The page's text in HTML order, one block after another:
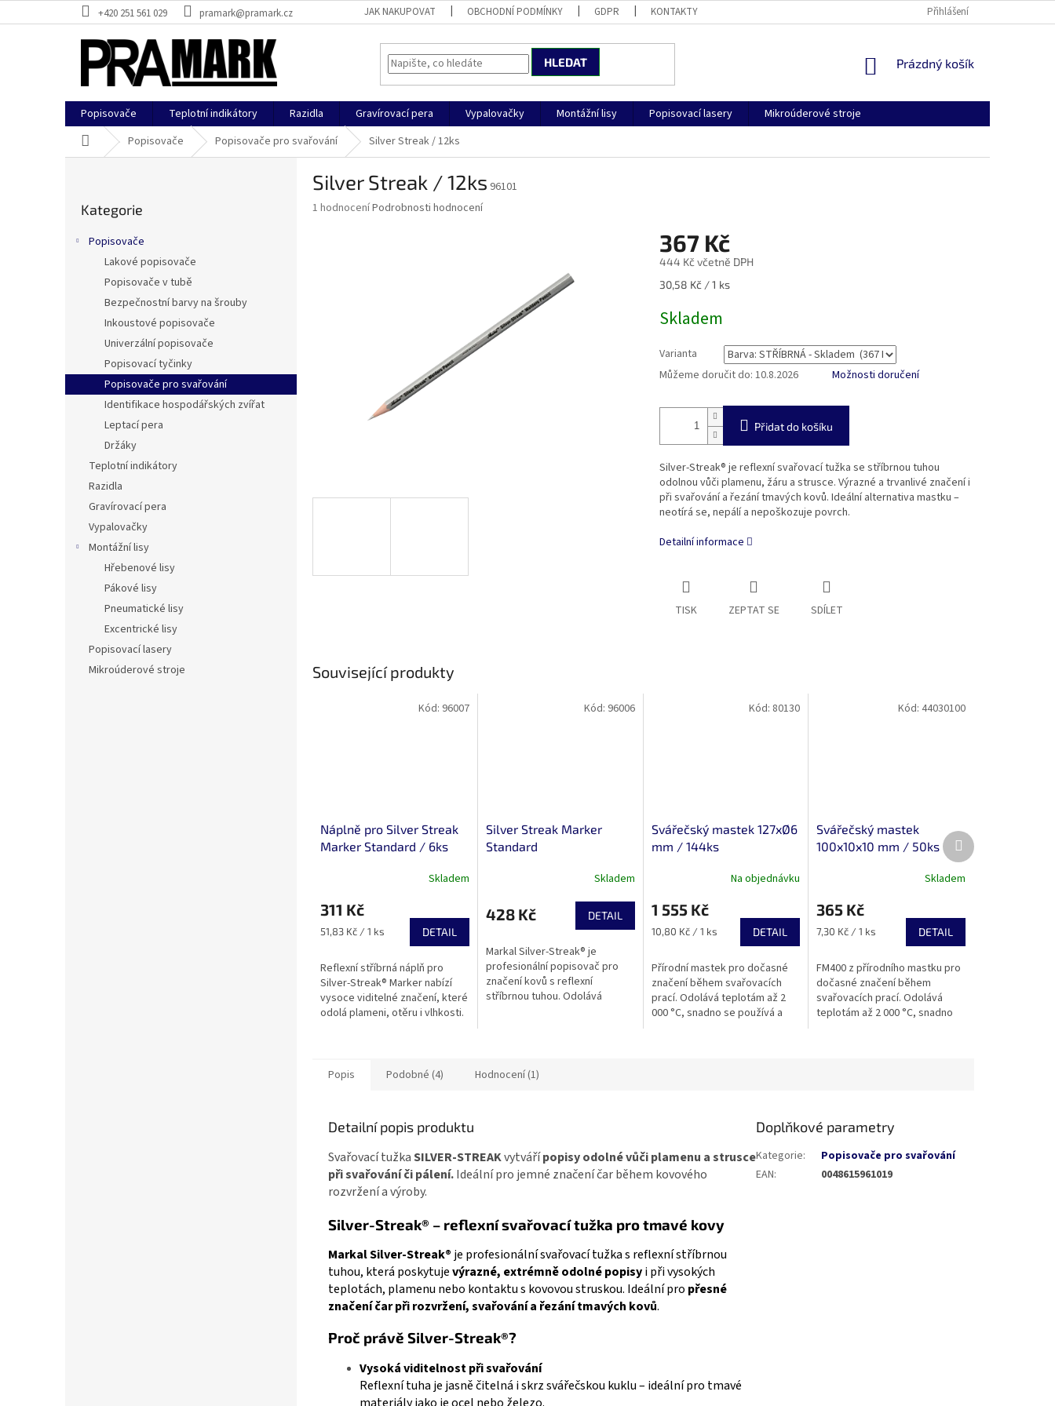
na
+420 251 561 029 pramark@pramark.cz JAK NAKUPOVAT OBCHODNÍ PODMÍNKY GDPR KONTAKTY Přihlášení
HLEDAT
NÁKUPNÍ
Prázdný košík
Popisovače Teplotní indikátory Razidla Gravírovací pera Vypalovačky Montážní lisy Popisovací lasery
Mikroúderové stroje
Domů Popisovače Popisovače pro svařování Silver Streak / 12ks
e
l
kategorie
Kategorie
Popisovače
Lakové popisovače
Popisovače v tubě
Bezpečnostní barvy na šrouby
Inkoustové popisovače
Univerzální popisovače
Popisovací tyčinky
Popisovače pro svařování
Identifikace hospodářských zvířat
Leptací pera
Držáky
Teplotní indikátory
Razidla
Gravírovací pera
Vypalovačky
Montážní lisy
Hřebenové lisy
Pákové lisy
Pneumatické lisy
Excentrické lisy
Popisovací lasery
Mikroúderové stroje
Silver Streak / 12ks 96101
Průměrné
1 hodnoceníPodrobnosti hodnocení
367 Kč
444 Kč včetně DPH
Měrná
30,58 Kč / 1 ks
Skladem
Varianta
Můžeme doručit do: 10.8.2026 Možnosti doručení
Přidat do košíku
Silver-Streak® je reflexní svařovací tužka se stříbrnou tuhou
odolnou vůči plamenu, žáru a strusce. Výrazné a trvanlivé značení i
při svařování a řezání tmavých kovů. Ideální alternativa mastku –
neotírá se, nepálí a nepoškozuje povrch.
Detailní informace
TISK ZEPTAT SE SDÍLET
Související produkty
Náplně pro Silver Streak
Marker Standard / 6ks
Skladem
311 Kč
Měrná
51,83 Kč / 1 ks DETAIL
Reflexní stříbrná náplň pro
Silver-Streak® Marker nabízí
vysoce viditelné značení, které
odolá plameni, otěru i vlhkosti.
Kód: 96007
Silver Streak Marker
Standard
Skladem
428 Kč DETAIL
Markal Silver-Streak® je
profesionální popisovač pro
značení kovů s reflexní
stříbrnou tuhou. Odolává
Kód: 96006
Svářečský mastek 127xØ6
mm / 144ks
Na objednávku
1 555 Kč
Měrná
10,80 Kč / 1 ks DETAIL
Přírodní mastek pro dočasné
značení během svařovacích
prací. Odolává teplotám až 2
000 °C, snadno se používá a
Kód: 80130
Svářečský mastek
100x10x10 mm / 50ks
Skladem
365 Kč
Měrná
7,30 Kč / 1 ks DETAIL
FM400 z přírodního mastku pro
dočasné značení během
svařovacích prací. Odolává
teplotám až 2 000 °C, snadno
Kód: 44030100
Další
produkt
Popis Podobné (4) Hodnocení (1)
Detailní popis produktu
Svařovací tužkaSILVER-STREAKvytvářípopisy odolné vůči plamenu a strusce
při svařování či pálení.Ideální pro jemné značení čar během kovového
rozvržení a výroby.
Silver-Streak® – reflexní svařovací tužka pro tmavé kovy
Markal Silver-Streak® je profesionální svařovací tužka s reflexní stříbrnou
tuhou, která poskytujevýrazné, extrémně odolné popisyi při vysokých
teplotách, plamenu nebo kontaktu s kovovou struskou. Ideální pro přesné
značení čar při rozvržení, svařování a řezání tmavých kovů.
Proč právě Silver-Streak®?
Vysoká viditelnost při svařování
Reflexní tuha je jasně čitelná i skrz svářečskou kuklu – ideální pro tmavé
Doplňkové parametry
Kategorie:
Popisovače pro svařování
EAN: 0048615961019